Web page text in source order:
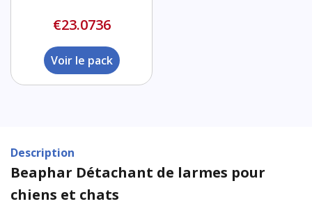
auriculaires Ilium
€23.0736
Voir le pack
Description
Beaphar Détachant de larmes pour
chiens et chats